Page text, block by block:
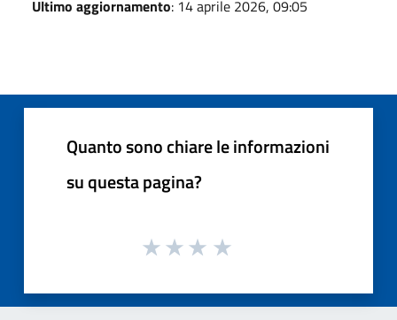
Ultimo aggiornamento: 14 aprile 2026, 09:05
Quanto sono chiare le informazioni
su questa pagina?